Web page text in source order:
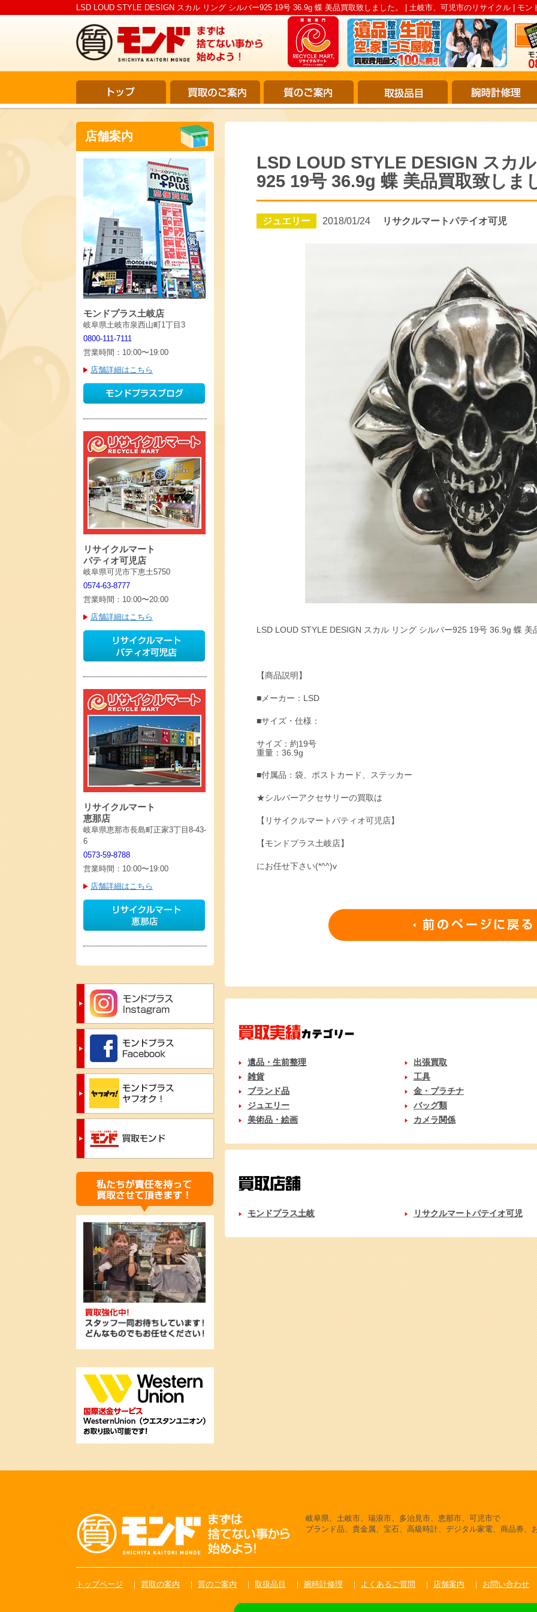
LSD LOUD STYLE DESIGN スカル リング シルバー925 19号 36.9g 蝶 美品買取致しました。 | 土岐市、可児市のリサイクル | モン
LSD LOUD STYLE DESIGN スカ
925 19号 36.9g 蝶 美品買取致しま
ジュエリー 2018/01/24 リサクルマートパテイオ可児
LSD LOUD STYLE DESIGN スカル リング シルバー925 19号 36.9g 蝶
【商品説明】
■メーカー：LSD
■サイズ・仕様：
サイズ：約19号
重量：36.9g
■付属品：袋、ポストカード、ステッカー
★シルバーアクセサリーの買取は
【リサイクルマートパティオ可児店】
【モンドプラス土岐店】
にお任せ下さい(*^^)v
遺品・生前整理
出張買取
雑貨
工具
ブランド品
金・プラチナ
ジュエリー
バッグ類
美術品・絵画
カメラ関係
モンドプラス土岐 リサクルマートパテイオ可児
店舗案内
モンドプラス土岐店
岐阜県土岐市泉西山町1丁目3
0800-111-7111
営業時間：10:00〜19:00
店舗詳細はこちら
リサイクルマート
パティオ可児店
岐阜県可児市下恵土5750
0574-63-8777
営業時間：10:00〜20:00
店舗詳細はこちら
リサイクルマート
恵那店
岐阜県恵那市長島町正家3丁目8-43-
6
0573-59-8788
営業時間：10:00〜19:00
店舗詳細はこちら
岐阜県、土岐市、瑞浪市、多治見市、恵那市、可児市で
ブランド品、貴金属、宝石、高級時計、デジタル家電、商品券、
トップページ 買取の案内 質のご案内 取扱品目 腕時計修理 よくあるご質問 店舗案内 お問い合わせ